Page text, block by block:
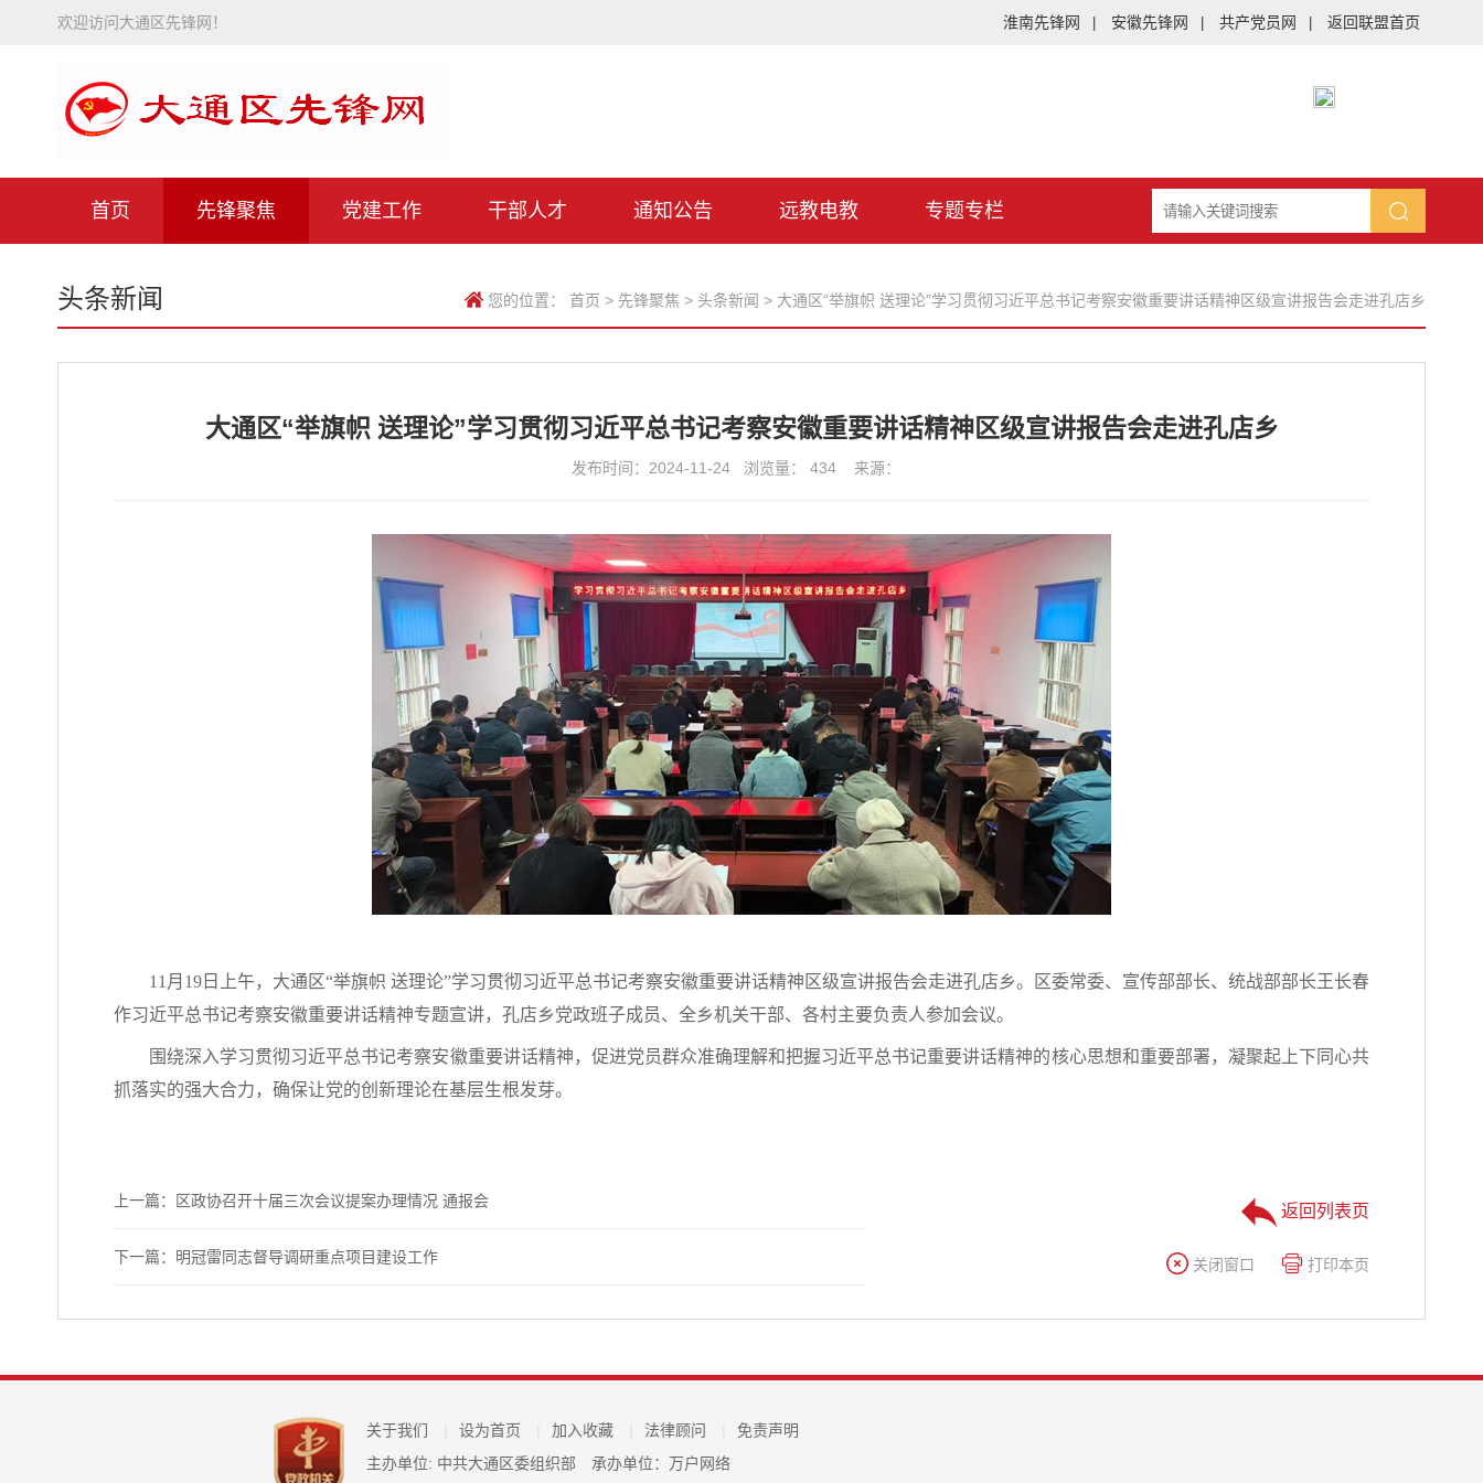
欢迎访问大通区先锋网！ 淮南先锋网 安徽先锋网 共产党员网 返回联盟首页
首页 先锋聚焦 党建工作 干部人才 通知公告 远教电教 专题专栏
头条新闻 您的位置： 首页 > 先锋聚焦 > 头条新闻 > 大通区“举旗帜 送理论”学习贯彻习近平总书记考察安徽重要讲话精神区级宣讲报告会走进孔店乡
大通区“举旗帜 送理论”学习贯彻习近平总书记考察安徽重要讲话精神区级宣讲报告会走进孔店乡
发布时间：2024-11-24 浏览量： 434 来源：
11月19日上午，大通区“举旗帜 送理论”学习贯彻习近平总书记考察安徽重要讲话精神区级宣讲报告会走进孔店乡。区委常委、宣传部部长、统战部部长王长春
作习近平总书记考察安徽重要讲话精神专题宣讲，孔店乡党政班子成员、全乡机关干部、各村主要负责人参加会议。
围绕深入学习贯彻习近平总书记考察安徽重要讲话精神，促进党员群众准确理解和把握习近平总书记重要讲话精神的核心思想和重要部署，凝聚起上下同心共
抓落实的强大合力，确保让党的创新理论在基层生根发芽。
上一篇：区政协召开十届三次会议提案办理情况 通报会
下一篇：明冠雷同志督导调研重点项目建设工作
返回列表页
关闭窗口 打印本页
关于我们 设为首页 加入收藏 法律顾问
免责声明
主办单位: 中共大通区委组织部
承办单位：万户网络